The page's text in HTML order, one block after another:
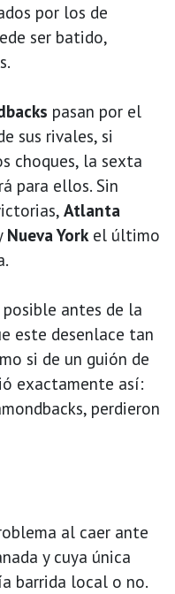
por los de
ser batido,
pasan por el
sus rivales, si
choques, la sexta
para ellos. Sin
Atlanta
Nueva Yorkel último
antes de la
este desenlace tan
si de un guión de
exactamente así:
perdieron
al caer ante
y cuya única
barrida local o no.